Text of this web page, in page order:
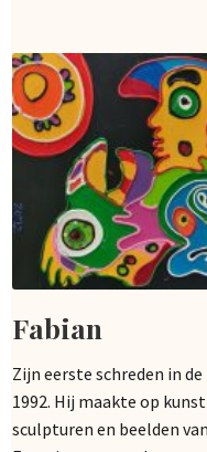
Fabian
Zijn eerste schreden in
1992. Hij maakte op
sculpturen en beelden